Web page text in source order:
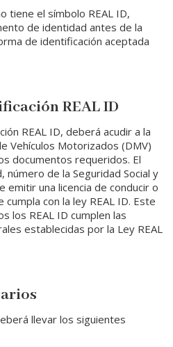
tiene el símbolo REAL ID,
de identidad antes de la
de identificación aceptada
REAL ID
REAL ID, deberá acudir a la
Vehículos Motorizados (DMV)
documentos requeridos. El
número de la Seguridad Social y
una licencia de conducir o
con la ley REAL ID. Este
los REAL ID cumplen las
establecidas por la Ley REAL
llevar los siguientes